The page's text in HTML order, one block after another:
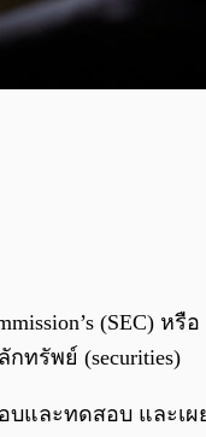
(SEC)
ทรัพย์ (securities)
บและทดสอบ และ